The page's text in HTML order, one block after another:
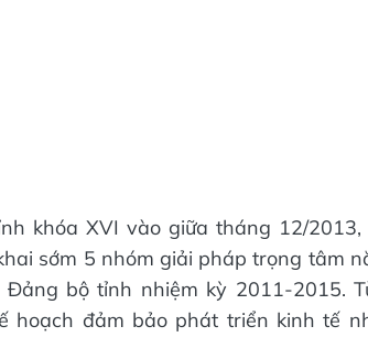
khóa XVI vào giữa tháng 12/2013,
sớm 5 nhóm giải pháp trọng tâm
bộ tỉnh nhiệm kỳ 2011-2015.
hoạch đảm bảo phát triển kinh tế